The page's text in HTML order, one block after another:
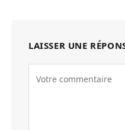
LAISSER UNE